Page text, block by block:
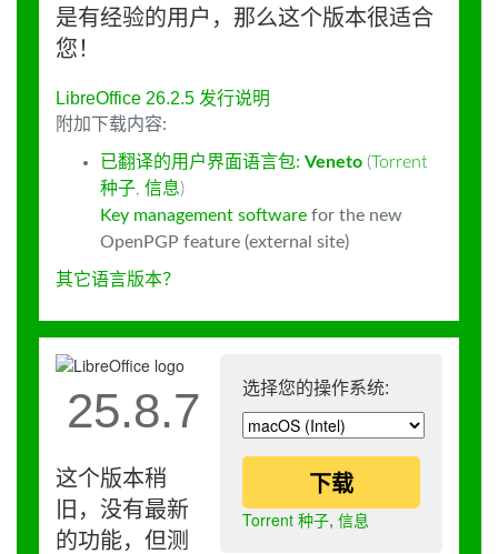
是有经验的用户，那么这个版本很适合
您！
LibreOffice 26.2.5 发行说明
附加下载内容:
已翻译的用户界面语言包: Veneto (Torrent
种子, 信息)
Key management software for the new
OpenPGP feature (external site)
其它语言版本？
选择您的操作系统:
下载
Torrent 种子, 信息
25.8.7
这个版本稍
旧，没有最新
的功能，但测